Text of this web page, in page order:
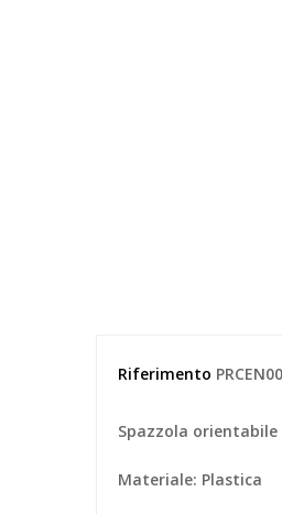
Riferimento
Spazzola orientabile
Materiale: Plastica